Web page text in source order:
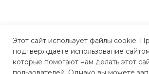
Этот сайт использует файлы cookie.
подтверждаете использование
которые помогают нам делать этот